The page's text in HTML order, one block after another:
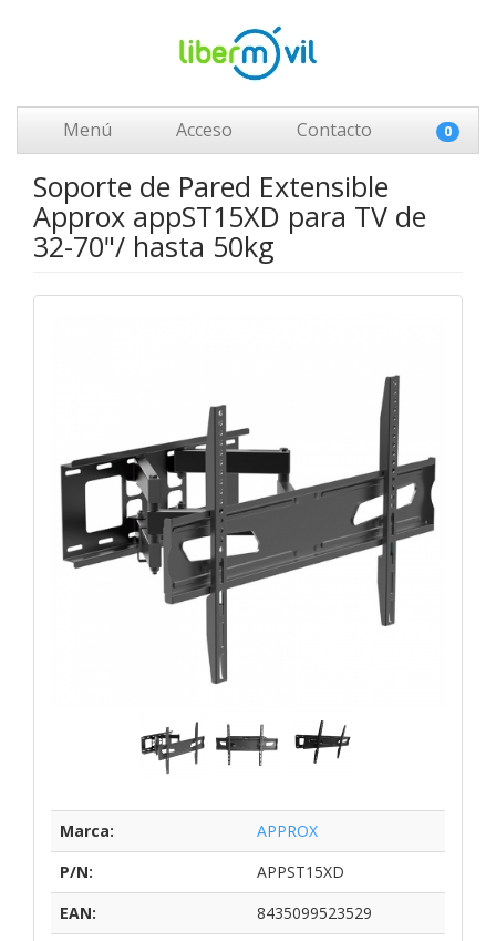
Menú Acceso Contacto 0
Soporte de Pared Extensible
Approx appST15XD para TV de
32-70"/ hasta 50kg
Marca:
APPROX
P/N:
APPST15XD
EAN:
8435099523529